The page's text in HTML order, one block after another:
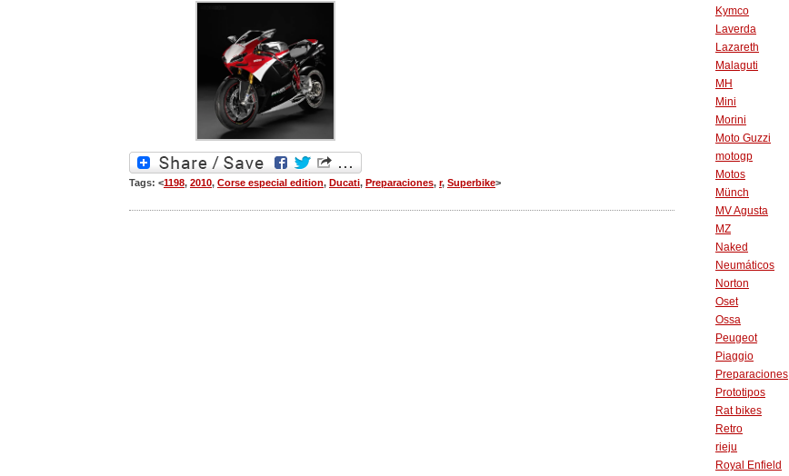
Tags: <1198, 2010, Corse especial edition, Ducati, Preparaciones, r, Superbike>
Kymco
Laverda
Lazareth
Malaguti
MH
Mini
Morini
Moto Guzzi
motogp
Motos
Münch
MV Agusta
MZ
Naked
Neumáticos
Norton
Oset
Ossa
Peugeot
Piaggio
Preparaciones
Prototipos
Rat bikes
Retro
rieju
Royal Enfield